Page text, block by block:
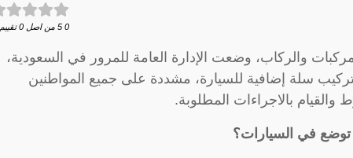
0
5 من اصل 0 تقييم.
والركاب، وضعت الإدارة العامة للمرور في السعودية،
سلة إضافية للسيارة، مشددة على جميع المواطنين
والقيام بالاجراءات المطلوبة.
في السيارات؟